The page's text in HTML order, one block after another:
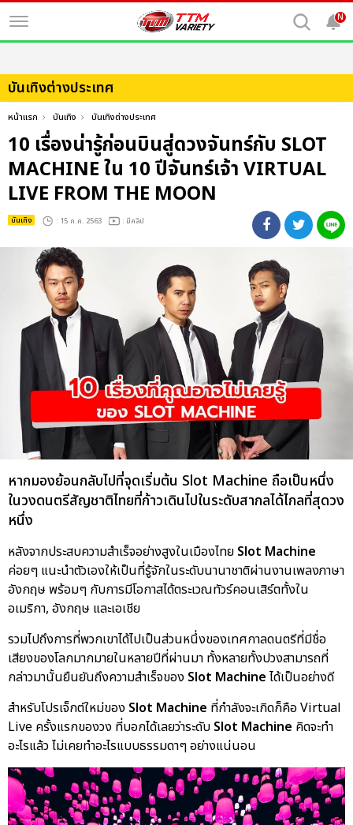
N
บันเทิงต่างประเทศ
หน้าแรก บันเทิง บันเทิงต่างประเทศ
10 เรื่องน่ารู้ก่อนบินสู่ดวงจันทร์กับ SLOT
MACHINE ใน 10 ปีจันทร์เจ้า VIRTUAL
LIVE FROM THE MOON
บันเทิง : 15 ก.ค. 2563 : มีคลิป
หากมองย้อนกลับไปที่จุดเริ่มต้น Slot Machine ถือเป็นหนึ่ง
ในวงดนตรีสัญชาติไทยที่ก้าวเดินไปในระดับสากลได้ไกลที่สุดวง
หนึ่ง
หลังจากประสบความสำเร็จอย่างสูงในเมืองไทย Slot Machine
ค่อยๆ แนะนำตัวเองให้เป็นที่รู้จักในระดับนานาชาติผ่านงานเพลงภาษา
อังกฤษ พร้อมๆ กับการมีโอกาสได้ตระเวณทัวร์คอนเสิร์ตทั้งใน
อเมริกา, อังกฤษ และเอเชีย
รวมไปถึงการที่พวกเขาได้ไปเป็นส่วนหนึ่งของเทศกาลดนตรีที่มีชื่อ
เสียงของโลกมากมายในหลายปีที่ผ่านมา ทั้งหลายทั้งปวงสามารถที่
กล่าวมานั้นยืนยันถึงความสำเร็จของ Slot Machine ได้เป็นอย่างดี
สำหรับโปรเจ็กต์ใหม่ของ Slot Machine ที่กำลังจะเกิดก็คือ Virtual
Live ครั้งแรกของวง ที่บอกได้เลยว่าระดับ Slot Machine คิดจะทำ
อะไรแล้ว ไม่เคยทำอะไรแบบธรรมดาๆ อย่างแน่นอน